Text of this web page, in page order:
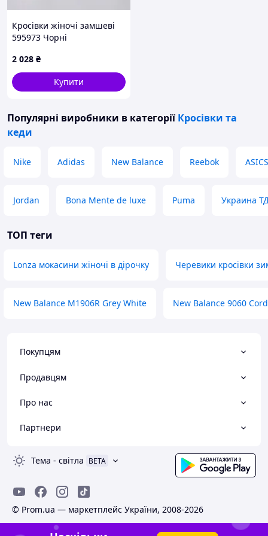
В наявності великий асортимент
чоловічого взуття. Літо, весна, осінь,
зима, починаючи від шльопанців і
Пишіть, телефонуйте, відповім на всі
питання.
Кросівки жіночі замшеві
595973 Чорні
2 028 ₴
Купити
Популярні виробники в категорії Кросівки та
кеди
Nike Adidas New Balance Reebok ASICS
Jordan Bona Mente de luxe Puma Украина
ТОП теги
Lonza мокасини жіночі в дірочку Черевики кросівки
New Balance M1906R Grey White New Balance 9060
Покупцям
Продавцям
Про нас
Партнери
Тема - світла BETA
© Prom.ua — маркетплейс України, 2008-2026